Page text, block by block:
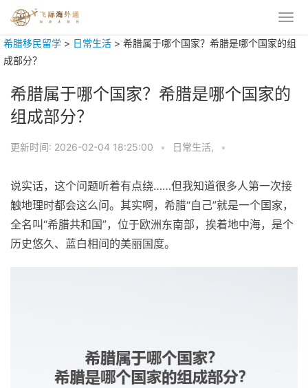
希腊移民留学 > 日常生活 > 希腊属于哪个国家？希腊是哪个国家的组
成部分？
希腊属于哪个国家？希腊是哪个国家的
组成部分？
更新时间: 2026-02-04 18:25:00 • 日常生活, •
说实话，这个问题听着有点绕……但我知道很多人第一次接
触地理时都会这么问。其实啊，希腊“自己”就是一个国家，
全名叫“希腊共和国”，位于欧洲东南部，挨着地中海，是个
历史悠久、蓝白相间的美丽国度。